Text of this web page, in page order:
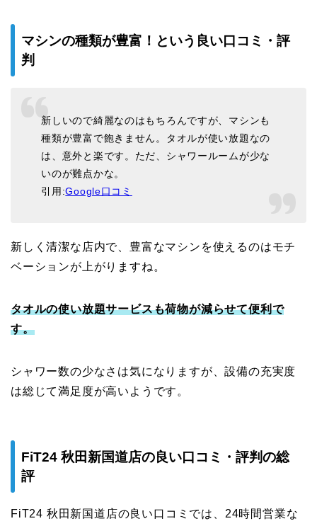
マシンの種類が豊富！という良い口コミ・評
判
新しいので綺麗なのはもちろんですが、マシンも
種類が豊富で飽きません。タオルが使い放題なの
は、意外と楽です。ただ、シャワールームが少な
いのが難点かな。
引用:Google口コミ
新しく清潔な店内で、豊富なマシンを使えるのはモチ
ベーションが上がりますね。
タオルの使い放題サービスも荷物が減らせて便利で
す。
シャワー数の少なさは気になりますが、設備の充実度
は総じて満足度が高いようです。
FiT24 秋田新国道店の良い口コミ・評判の総
評
FiT24 秋田新国道店の良い口コミでは、24時間営業な